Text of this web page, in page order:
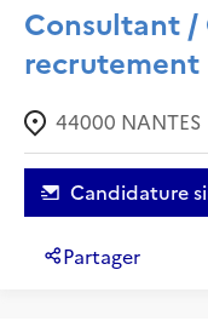
Consultant /
recrutement
44000 NANTES
Candidature
Partager